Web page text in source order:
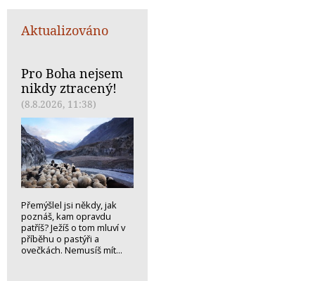
Aktualizováno
Pro Boha nejsem
nikdy ztracený!
(8.8.2026, 11:38)
Přemýšlel jsi někdy, jak
poznáš, kam opravdu
patříš? Ježíš o tom mluví v
příběhu o pastýři a
ovečkách. Nemusíš mít...